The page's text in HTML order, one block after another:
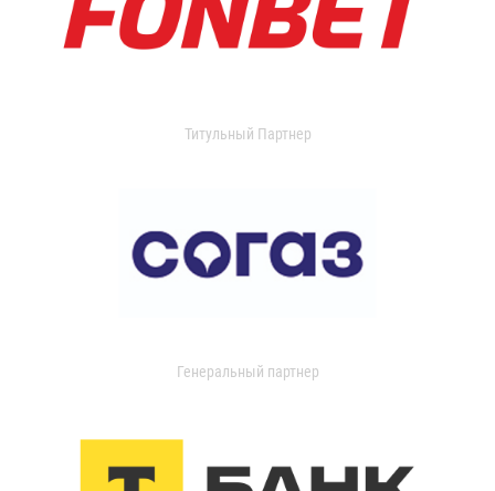
Титульный Партнер
Генеральный партнер